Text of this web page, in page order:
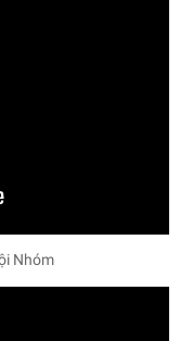
Nhóm